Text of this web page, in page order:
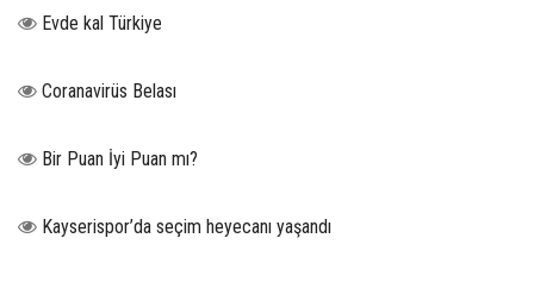
Evde kal Türkiye
Coranavirüs Belası
Bir Puan İyi Puan mı?
Kayserispor’da seçim heyecanı yaşandı